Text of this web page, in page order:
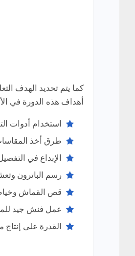
كما يتم تحديد الهدف
أهداف هذه الدورة في
استخدام أدوات
طرق أخذ
الإبداع في
رسم الباترون
قص القماش
عمل فنش جيد
القدرة على إنتاج